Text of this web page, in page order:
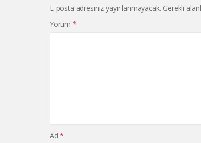
E-posta adresiniz yayınlanmayacak. Gerekli
Yorum *
Ad *